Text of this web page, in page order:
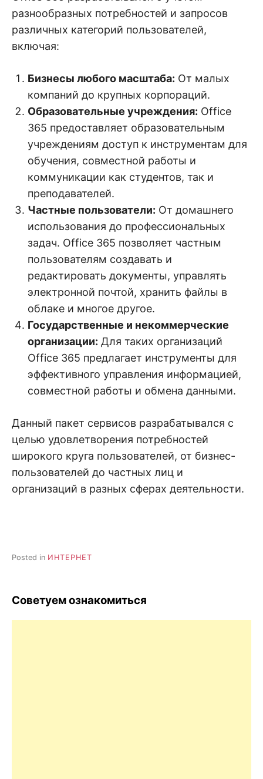
разнообразных потребностей и запросов
различных категорий пользователей,
включая:
Бизнесы любого масштаба: От малых
компаний до крупных корпораций.
Образовательные учреждения: Office
365 предоставляет образовательным
учреждениям доступ к инструментам для
обучения, совместной работы и
коммуникации как студентов, так и
преподавателей.
Частные пользователи: От домашнего
использования до профессиональных
задач. Office 365 позволяет частным
пользователям создавать и
редактировать документы, управлять
электронной почтой, хранить файлы в
облаке и многое другое.
Государственные и некоммерческие
организации: Для таких организаций
Office 365 предлагает инструменты для
эффективного управления информацией,
совместной работы и обмена данными.
Данный пакет сервисов разрабатывался с
целью удовлетворения потребностей
широкого круга пользователей, от бизнес-
пользователей до частных лиц и
организаций в разных сферах деятельности.
Posted in ИНТЕРНЕТ
Советуем ознакомиться